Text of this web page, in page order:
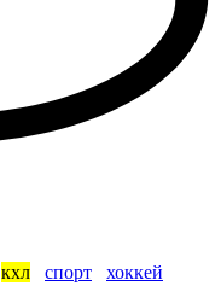
кхл спорт хоккей